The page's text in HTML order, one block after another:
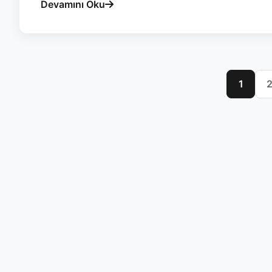
Devamını Oku
1 2